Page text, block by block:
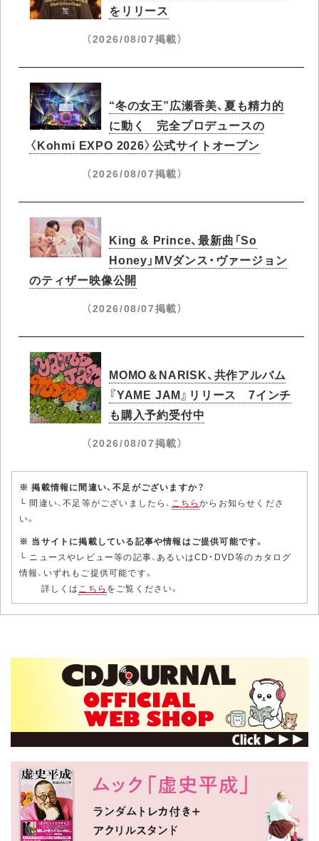
をリリース
（2026/08/07掲載）
“冬の女王”広瀬香美、夏も精力的
に動く 完全プロデュースの
〈Kohmi EXPO 2026〉公式サイトオープン
（2026/08/07掲載）
King & Prince、最新曲「So
Honey」MVダンス・ヴァージョン
のティザー映像公開
（2026/08/07掲載）
MOMO＆NARISK、共作アルバム
『YAME JAM』リリース 7インチ
も購入予約受付中
（2026/08/07掲載）
※ 掲載情報に間違い、不足がございますか？
└ 間違い、不足等がございましたら、 こちらからお知らせくださ
い。
※ 当サイトに掲載している記事や情報はご提供可能です。
└ ニュースやレビュー等の記事、あるいはCD・DVD等のカタログ
情報、いずれもご提供可能です。
詳しくはこちら をご覧ください。